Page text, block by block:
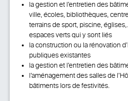
la gestion et l’entretien des
ville, écoles, bibliothèques,
terrains de sport, piscine,
espaces verts qui y sont liés
la construction ou la rénovation
publiques existantes
la gestion et l’entretien des
l’aménagement des salles de
bâtiments lors de festivités.